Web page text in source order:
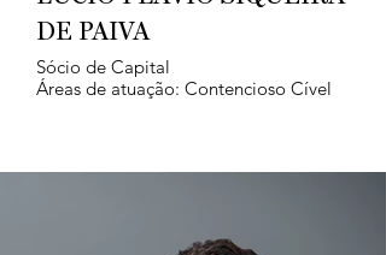
DE PAIVA
Sócio de Capital
Áreas de atuação: Contencioso Cível